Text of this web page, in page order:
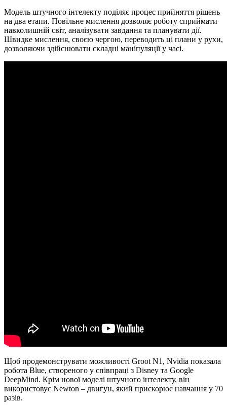
Модель штучного інтелекту поділяє процес прийняття рішень
на два етапи. Повільне мислення дозволяє роботу сприймати
навколишній світ, аналізувати завдання та планувати дії.
Швидке мислення, своєю чергою, переводить ці плани у рухи,
дозволяючи здійснювати складні маніпуляції у часі.
Щоб продемонструвати можливості Groot N1, Nvidia показала
робота Blue, створеного у співпраці з Disney та Google
DeepMind. Крім нової моделі штучного інтелекту, він
використовує Newton – двигун, який прискорює навчання у 70
разів.